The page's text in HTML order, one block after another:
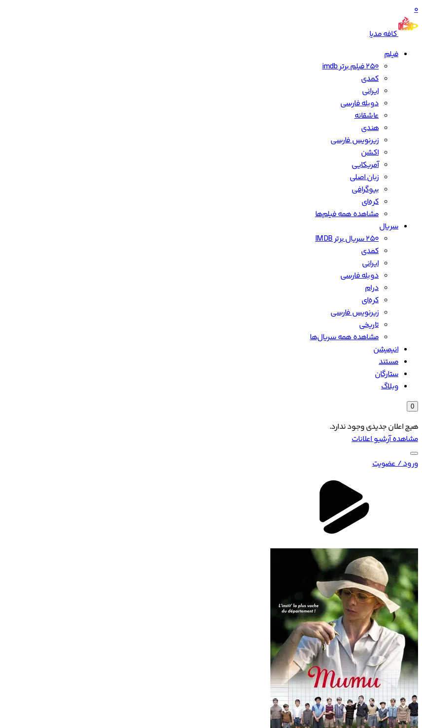
0
کافه مدیا
فیلم
250 فیلم برتر imdb
کمدی
ایرانی
دوبله فارسی
عاشقانه
هندی
زیرنویس فارسی
اکشن
آمریکایی
زبان اصلی
بیوگرافی
کره‌ای
مشاهده همه فیلم‌ها
سریال
۲۵۰ سریال برتر IMDB
کمدی
ایرانی
دوبله فارسی
درام
کره‌ای
زیرنویس فارسی
تاریخی
مشاهده همه سریال‌ها
انیمیشن
مستند
ستارگان
وبلاگ
0
هیچ اعلان جدیدی وجود ندارد.
مشاهده آرشیو اعلانات
ورود / عضویت